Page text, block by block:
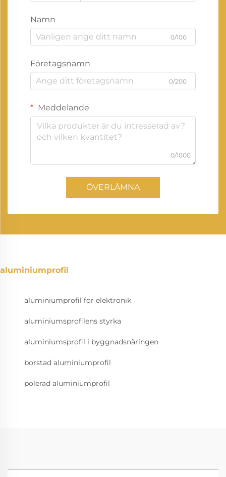
Namn
0/100
Företagsnamn
0/200
Meddelande
0/1000
ÖVERLÄMNA
aluminiumprofil
aluminiumprofil för elektronik
aluminiumsprofilens styrka
aluminiumsprofil i byggnadsnäringen
borstad aluminiumprofil
polerad aluminiumprofil